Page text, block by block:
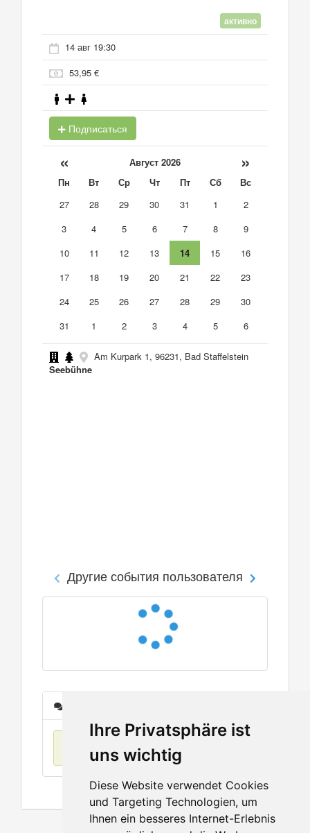
Ihre Privatsphäre ist
uns wichtig
Diese Website verwendet Cookies
und Targeting Technologien, um
Ihnen ein besseres Internet-Erlebnis
активно
14 авг 19:30
53,95 €
Подписаться
« Август 2026 »
Пн Вт Ср Чт Пт Сб
Вс
27
28 29 30 31 1
2
3
4 5 6 7 8
9
10
11 12 13 14 15
16
17
18 19 20 21 22
23
24
25 26 27 28 29
30
31
1 2 3 4 5 6
Am Kurpark 1, 96231, Bad Staffelstein
Seebühne
Другие события пользователя
Нет данных